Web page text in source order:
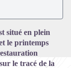
situé en plein
le printemps
le tracé de la